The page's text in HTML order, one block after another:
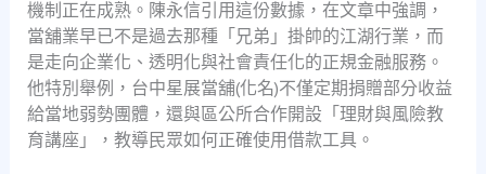
機制正在成熟。陳永信引用這份數據，在文章中強調，
當舖業早已不是過去那種「兄弟」掛帥的江湖行業，而
是走向企業化、透明化與社會責任化的正規金融服務。
他特別舉例，台中星展當舖(化名)不僅定期捐贈部分收益
給當地弱勢團體，還與區公所合作開設「理財與風險教
育講座」，教導民眾如何正確使用借款工具。